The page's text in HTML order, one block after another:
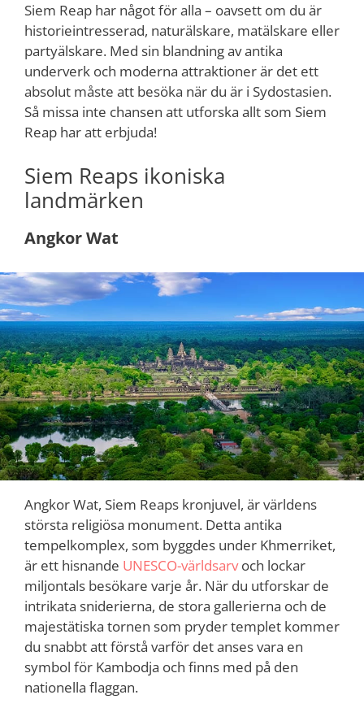
Siem Reap har något för alla – oavsett om du är
historieintresserad, naturälskare, matälskare eller
partyälskare. Med sin blandning av antika
underverk och moderna attraktioner är det ett
absolut måste att besöka när du är i Sydostasien.
Så missa inte chansen att utforska allt som Siem
Reap har att erbjuda!
Siem Reaps ikoniska
landmärken
Angkor Wat
Angkor Wat, Siem Reaps kronjuvel, är världens
största religiösa monument. Detta antika
tempelkomplex, som byggdes under Khmerriket,
är ett hisnande UNESCO-världsarvoch lockar
miljontals besökare varje år. När du utforskar de
intrikata sniderierna, de stora gallerierna och de
majestätiska tornen som pryder templet kommer
du snabbt att förstå varför det anses vara en
symbol för Kambodja och finns med på den
nationella flaggan.